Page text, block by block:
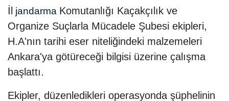
İl jandarma Komutanlığı Kaçakçılık ve
Organize Suçlarla Mücadele Şubesi ekipleri,
H.A'nın tarihi eser niteliğindeki malzemeleri
Ankara'ya götüreceği bilgisi üzerine çalışma
başlattı.
Ekipler, düzenledikleri operasyonda şüphelinin